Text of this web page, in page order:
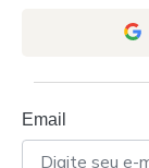
Email